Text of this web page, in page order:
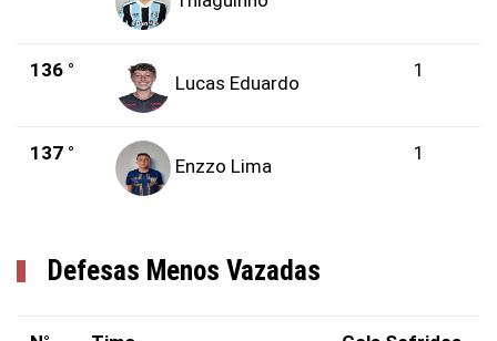
136 °
Lucas Eduardo
1
137 °
Enzzo Lima
1
Defesas Menos Vazadas